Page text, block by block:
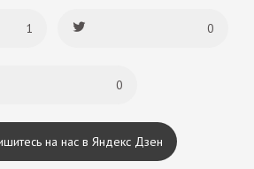
1 0
0
на нас в Яндекс Дзен